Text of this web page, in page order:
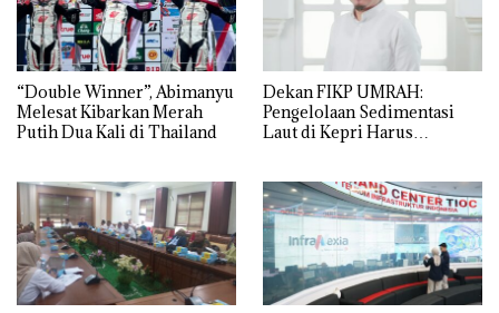
“Double Winner”, Abimanyu
Melesat Kibarkan Merah
Putih Dua Kali di Thailand
Dekan FIKP UMRAH:
Pengelolaan Sedimentasi
Laut di Kepri Harus
dengan Konservasi